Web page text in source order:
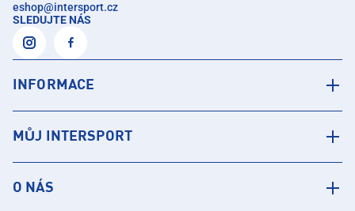
eshop@intersport.cz
SLEDUJTE NÁS
INFORMACE
MŮJ INTERSPORT
O NÁS